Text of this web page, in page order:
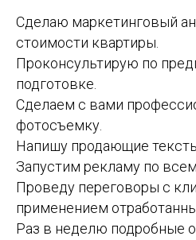
Сделаю маркетинговый
стоимости квартиры.
Проконсультирую по
подготовке.
Сделаем с вами
фотосъемку.
Напишу продающие
Запустим рекламу по
Проведу переговоры с
применением
Раз в неделю подробные